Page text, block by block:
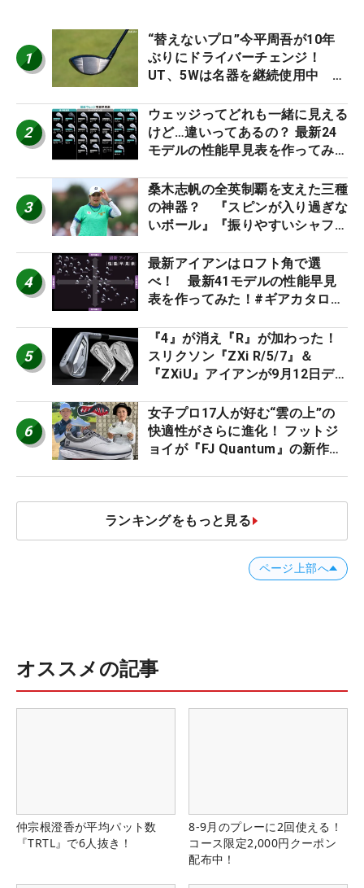
1
“替えないプロ”今平周吾が10年
ぶりにドライバーチェンジ！
UT、5Wは名器を継続使用中 #
2
ウェッジってどれも一緒に見える
けど…違いってあるの？ 最新24
モデルの性能早見表を作ってみ
3
桑木志帆の全英制覇を支えた三種
の神器？ 『スピンが入り過ぎな
いボール』『振りやすいシャフ
ー』 #女子プロセッティング
4
最新アイアンはロフト角で選
べ！ 最新41モデルの性能早見
表を作ってみた！#ギアカタログ
5
『4』が消え『R』が加わった！
スリクソン『ZXi R/5/7』＆
『ZXiU』アイアンが9月12日デ
6
女子プロ17人が好む“雲の上”の
快適性がさらに進化！ フットジ
ョイが『FJ Quantum』の新作を
ランキングをもっと見る
ページ上部へ
オススメの記事
仲宗根澄香が平均パット数
『TRTL』で6人抜き！
8-9月のプレーに2回使える！
コース限定2,000円クーポン
配布中！